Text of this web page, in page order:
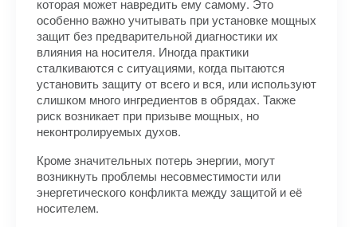
которая может навредить ему самому. Это
особенно важно учитывать при установке мощных
защит без предварительной диагностики их
влияния на носителя. Иногда практики
сталкиваются с ситуациями, когда пытаются
установить защиту от всего и вся, или используют
слишком много ингредиентов в обрядах. Также
риск возникает при призыве мощных, но
неконтролируемых духов.
Кроме значительных потерь энергии, могут
возникнуть проблемы несовместимости или
энергетического конфликта между защитой и её
носителем.